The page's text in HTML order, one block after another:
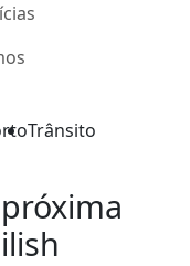
Trânsito